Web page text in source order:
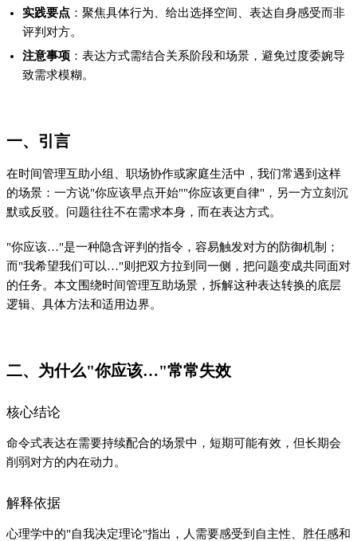
实践要点 ：聚焦具体行为、给出选择空间、表达自身感受而非
评判对方。
注意事项 ：表达方式需结合关系阶段和场景，避免过度委婉导
致需求模糊。
一、引言
在时间管理互助小组、职场协作或家庭生活中，我们常遇到这样
的场景：一方说"你应该早点开始""你应该更自律"，另一方立刻沉
默或反驳。问题往往不在需求本身，而在表达方式。
"你应该…"是一种隐含评判的指令，容易触发对方的防御机制；
而"我希望我们可以…"则把双方拉到同一侧，把问题变成共同面对
的任务。本文围绕时间管理互助场景，拆解这种表达转换的底层
逻辑、具体方法和适用边界。
二、为什么"你应该…"常常失效
核心结论
命令式表达在需要持续配合的场景中，短期可能有效，但长期会
削弱对方的内在动力。
解释依据
心理学中的"自我决定理论"指出，人需要感受到自主性、胜任感和